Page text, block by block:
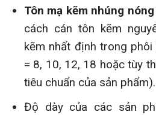
Tôn mạ kẽm nhúng nóng
cách cán tôn kẽm
kẽm nhất định trong
= 8, 10, 12, 18 hoặc tùy
tiêu chuẩn của sản phẩm).
Độ dày của các sản